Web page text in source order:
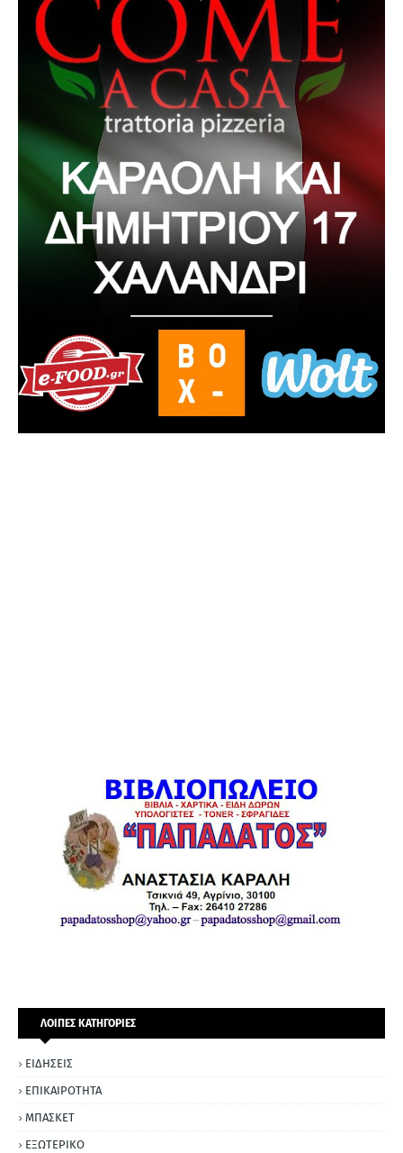
ΛΟΙΠΕΣ ΚΑΤΗΓΟΡΙΕΣ
ΕΙΔΗΣΕΙΣ
ΕΠΙΚΑΙΡΟΤΗΤΑ
ΜΠΑΣΚΕΤ
ΕΞΩΤΕΡΙΚΟ